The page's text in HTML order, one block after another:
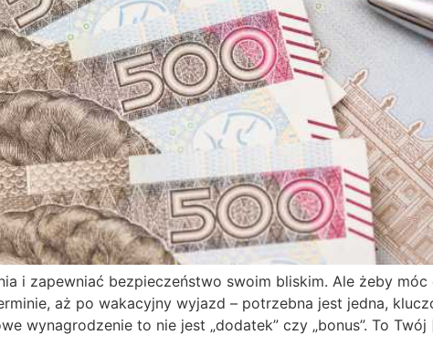
i zapewniać bezpieczeństwo swoim bliskim. Ale żeby
aż po wakacyjny wyjazd – potrzebna jest jedna,
wynagrodzenie to nie jest „dodatek” czy „bonus”. To